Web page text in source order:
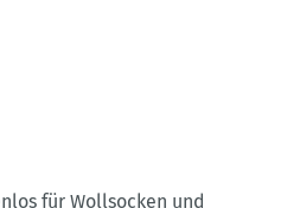
für Wollsocken und